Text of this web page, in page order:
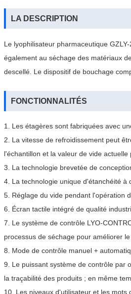
LA DESCRIPTION
Le lyophilisateur pharmaceutique
également au séchage des matériaux
descellé. Le dispositif de bouchage
FONCTIONNALITÉS
1. Les étagères sont fabriquées avec
2. La vitesse de refroidissement peut
l'échantillon et la valeur de vide
3. La technologie brevetée de
4. La technologie unique d'étanchéité à
5. Réglage du vide pendant l'opération
6. Écran tactile intégré de qualité
7. Le système de contrôle LYO-
processus de séchage pour améliorer
8. Mode de contrôle manuel +
9. Le puissant système de contrôle par
la traçabilité des produits ; en même
10. Les niveaux d'utilisateur et les